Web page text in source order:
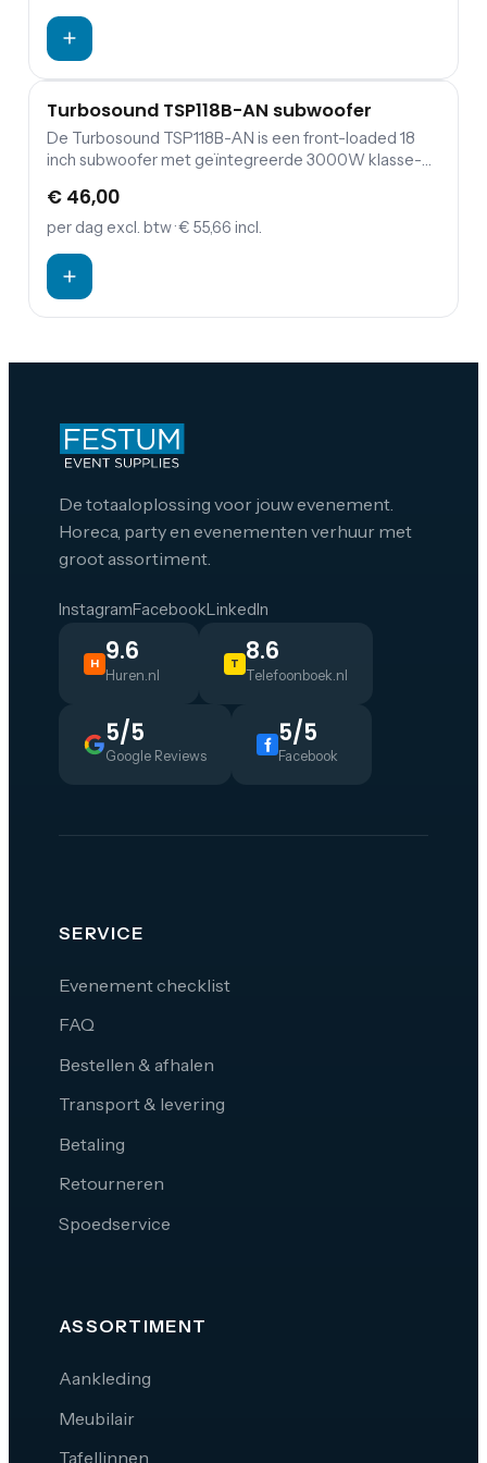
Turbosound TSP118B-AN subwoofer
De Turbosound TSP118B-AN is een front-loaded 18
inch subwoofer met geïntegreerde 3000W klasse-D
mooi weer te geven.
€ 46,00
per dag excl. btw· € 55,66 incl.
De totaaloplossing voor jouw evenement.
Horeca, party en evenementen verhuur met
groot assortiment.
InstagramFacebookLinkedIn
H 9.6
Huren.nl
T 8.6
Telefoonboek.nl
5/5
Google Reviews
5/5
Facebook
SERVICE
Evenement checklist
FAQ
Bestellen & afhalen
Transport & levering
Betaling
Retourneren
Spoedservice
ASSORTIMENT
Aankleding
Meubilair
Tafellinnen